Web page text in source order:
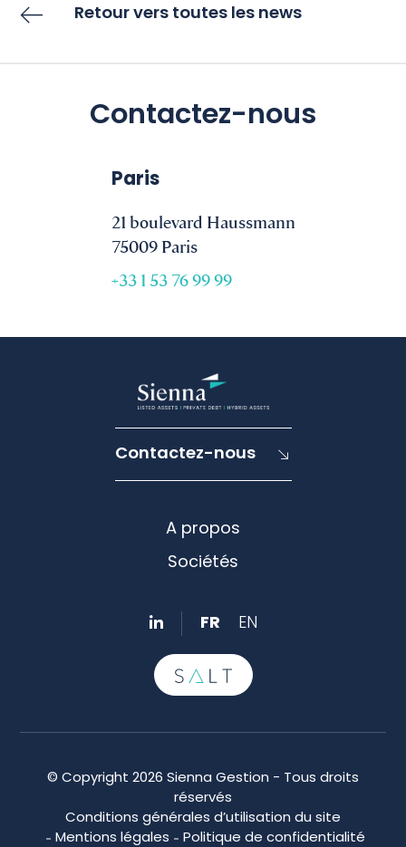
Retour vers toutes les news
Contactez-nous
Paris
21 boulevard Haussmann
75009 Paris
+33 1 53 76 99 99
Contactez-nous
A propos
Sociétés
FR EN
© Copyright 2026 Sienna Gestion - Tous droits
réservés
Conditions générales d’utilisation du site
Mentions légales
Politique de confidentialité